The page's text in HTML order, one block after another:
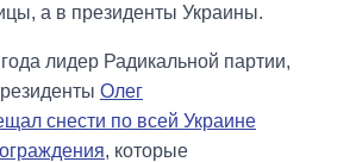
а в президенты Украины.
лидер Радикальной партии,
Олег
снести по всей Украине
, которые